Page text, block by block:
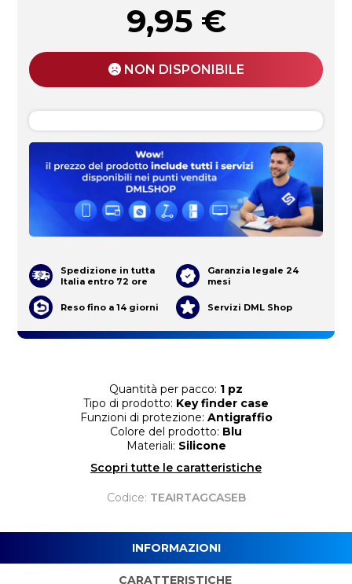
Quantità per pacco: 1 pz
Tipo di prodotto: Key finder case
Funzioni di protezione: Antigraffio
Colore del prodotto: Blu
Materiali: Silicone
Scopri tutte le caratteristiche
Codice: TEAIRTAGCASEB
9,95 €
NON DISPONIBILE
Spedizione in tutta
Italia entro 72 ore
Garanzia legale 24
mesi
Reso fino a 14 giorni Servizi DML Shop
INFORMAZIONI
CARATTERISTICHE